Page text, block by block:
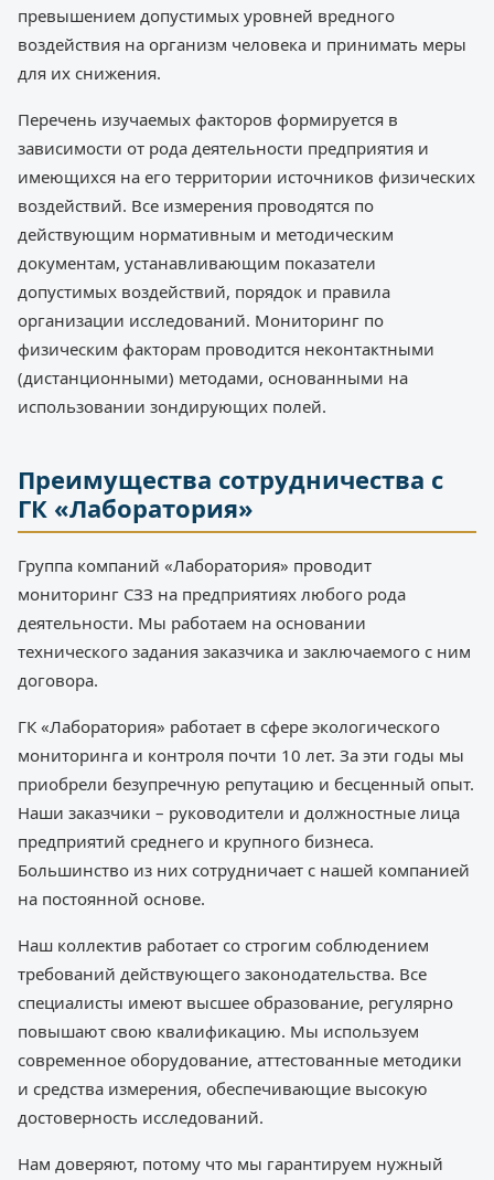
превышением допустимых уровней вредного
воздействия на организм человека и принимать меры
для их снижения.
Перечень изучаемых факторов формируется в
зависимости от рода деятельности предприятия и
имеющихся на его территории источников физических
воздействий. Все измерения проводятся по
действующим нормативным и методическим
документам, устанавливающим показатели
допустимых воздействий, порядок и правила
организации исследований. Мониторинг по
физическим факторам проводится неконтактными
(дистанционными) методами, основанными на
использовании зондирующих полей.
Преимущества сотрудничества с
ГК «Лаборатория»
Группа компаний «Лаборатория» проводит
мониторинг СЗЗ на предприятиях любого рода
деятельности. Мы работаем на основании
технического задания заказчика и заключаемого с ним
договора.
ГК «Лаборатория» работает в сфере экологического
мониторинга и контроля почти 10 лет. За эти годы мы
приобрели безупречную репутацию и бесценный опыт.
Наши заказчики – руководители и должностные лица
предприятий среднего и крупного бизнеса.
Большинство из них сотрудничает с нашей компанией
на постоянной основе.
Наш коллектив работает со строгим соблюдением
требований действующего законодательства. Все
специалисты имеют высшее образование, регулярно
повышают свою квалификацию. Мы используем
современное оборудование, аттестованные методики
и средства измерения, обеспечивающие высокую
достоверность исследований.
Нам доверяют, потому что мы гарантируем нужный